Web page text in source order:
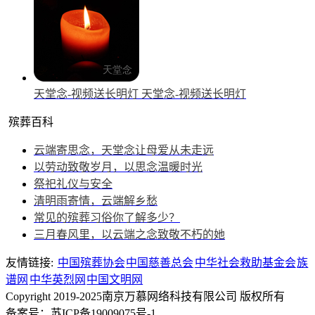
天堂念-视频送长明灯 天堂念-视频送长明灯
殡葬百科
云端寄思念，天堂念让母爱从未走远
以劳动致敬岁月，以思念温暖时光
祭祀礼仪与安全
清明雨寄情，云端解乡愁
常见的殡葬习俗你了解多少？
三月春风里，以云端之念致敬不朽的她
友情链接: 中国殡葬协会中国慈善总会中华社会救助基金会族
谱网 中华英烈网 中国文明网
Copyright 2019-2025南京万慕网络科技有限公司 版权所有